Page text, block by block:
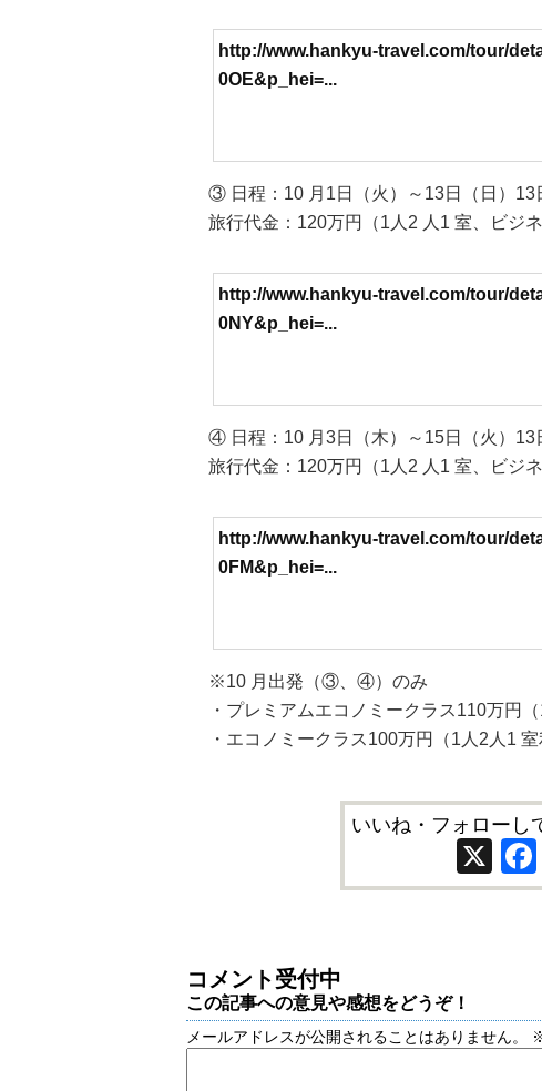
http://www.hankyu-travel.com/tour/
0OE&p_hei=...
③ 日程：10 月1日（火）～13日（日）13
旅行代金：120万円（1人2 人1 室、ビジ
http://www.hankyu-travel.com/tour/
0NY&p_hei=...
④ 日程：10 月3日（木）～15日（火）13
旅行代金：120万円（1人2 人1 室、ビジ
http://www.hankyu-travel.com/tour/
0FM&p_hei=...
※10 月出発（③、④）のみ
・プレミアムエコノミークラス110万円（
・エコノミークラス100万円（1人2人1 室
いいね・フォローし
X
コメント受付中
この記事への意見や感想をどうぞ！
メールアドレスが公開されることはありません。